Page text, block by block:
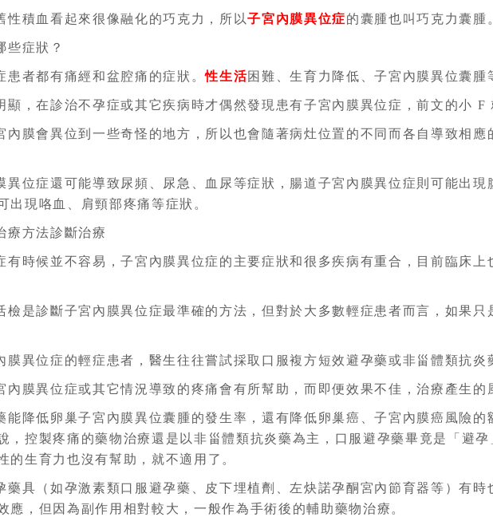
性積血看起來很像融化的巧克力，所以子宮內膜異位症的囊腫也叫巧克力囊腫
些症狀？
患者都有痛經和盆腔痛的症狀。性生活困難、生育力降低、子宮內膜異位囊腫
顯，在診治不孕症或其它疾病時才偶然發現患有子宮內膜異位症，前文的小 F
內膜會異位到一些奇怪的地方，所以也會隨著病灶位置的不同而各自導致相應
異位症還可能導致尿頻、尿急、血尿等症狀，腸道子宮內膜異位症則可能出
出現咯血、肩頸部疼痛等症狀。
療方法診斷治療
有時候並不容易，子宮內膜異位症的主要症狀和很多疾病有重合，目前臨床
檢是診斷子宮內膜異位症最準確的方法，但對於大多數輕症患者而言，如果
膜異位症的輕症患者，醫生往往嘗試採取口服複方短效避孕藥或非甾體類抗炎
內膜異位症或其它情況導致的疼痛會有所幫助，而即便效果不佳，治療產生的
能降低卵巢子宮內膜異位囊腫的發生率，還有降低卵巢癌、子宮內膜癌風險
，控製疼痛的藥物治療還是以非甾體類抗炎藥為主，口服避孕藥畢竟是「避
的生育力也沒有幫助，就不適用了。
藥具（如孕激素類口服避孕藥、皮下埋植劑、左炔諾孕酮宮內節育器等）有
應，但因為副作用相對較大，一般作為手術後的輔助藥物治療。